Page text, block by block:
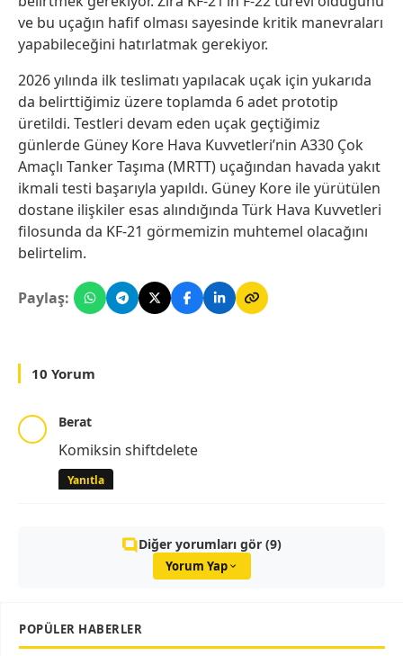
ve bu uçağın hafif olması sayesinde kritik manevraları
yapabileceğini hatırlatmak gerekiyor.
2026 yılında ilk teslimatı yapılacak uçak için yukarıda
da belirttiğimiz üzere toplamda 6 adet prototip
üretildi. Testleri devam eden uçak geçtiğimiz
günlerde Güney Kore Hava Kuvvetleri’nin A330 Çok
Amaçlı Tanker Taşıma (MRTT) uçağından havada yakıt
ikmali testi başarıyla yapıldı. Güney Kore ile yürütülen
dostane ilişkiler esas alındığında Türk Hava Kuvvetleri
filosunda da KF-21 görmemizin muhtemel olacağını
belirtelim.
Paylaş:
10 Yorum
Berat
Komiksin shiftdelete
Yanıtla
Diğer yorumları gör (9)
Yorum Yap
POPÜLER HABERLER